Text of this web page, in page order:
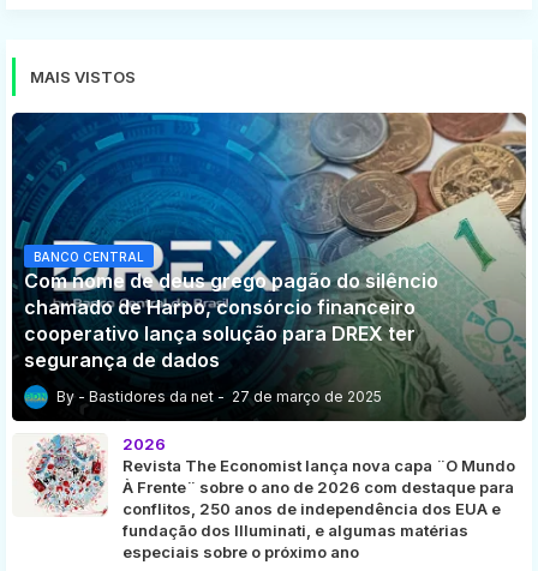
MAIS VISTOS
BANCO CENTRAL
Com nome de deus grego pagão do silêncio
chamado de Harpo, consórcio financeiro
cooperativo lança solução para DREX ter
segurança de dados
Bastidores da net 27 de março de 2025
2026
Revista The Economist lança nova capa ¨O Mundo
À Frente¨ sobre o ano de 2026 com destaque para
conflitos, 250 anos de independência dos EUA e
fundação dos Illuminati, e algumas matérias
especiais sobre o próximo ano